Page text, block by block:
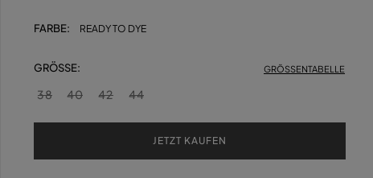
FARBE: READY TO DYE
GRÖSSE: GRÖSSENTABELLE
38 40 42 44
JETZT KAUFEN